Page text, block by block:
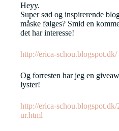
Heyy.
Super sød og inspirerende
måske følges? Smid en
det har interesse!
http://erica-schou.blogspot.dk/
Og forresten har jeg en
lyster!
http://erica-
ur.html